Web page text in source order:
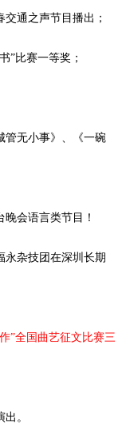
通之声节目播出；
”比赛一等奖；
管无小事》、《一碗
会语言类节目！
永杂技团在深圳长期
”全国曲艺征文比赛三
。